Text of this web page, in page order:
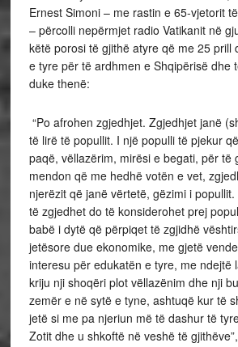
Ernest Simoni – me rastin e 65-vjetorit
– përcolli nepërmjet radio Vatikanit në
këtë porosi të gjithë atyre që me 25 prill
e tyre për të ardhmen e Shqipërisë dhe
duke thenë:
“Po afrohen zgjedhjet. Zgjedhjet janë
të lirë të popullit. I një populli të pjekur
paqë, vëllazërim, mirësi e begati, për të
mendon që me hedhë votën e vet,
njerëzit që janë vërtetë, gëzimi i
të zgjedhet do të konsiderohet prej
babë i dytë që përpiqet të zgjidhë
jetësore due ekonomike, me gjetë
interesu për edukatën e tyre, me ndejtë
kriju nji shoqëri plot vëllazënim dhe nji
zemër e në sytë e tyne, ashtuqë kur të
jetë si me pa njeriun më të dashur të
Zotit dhe u shkoftë në veshë të